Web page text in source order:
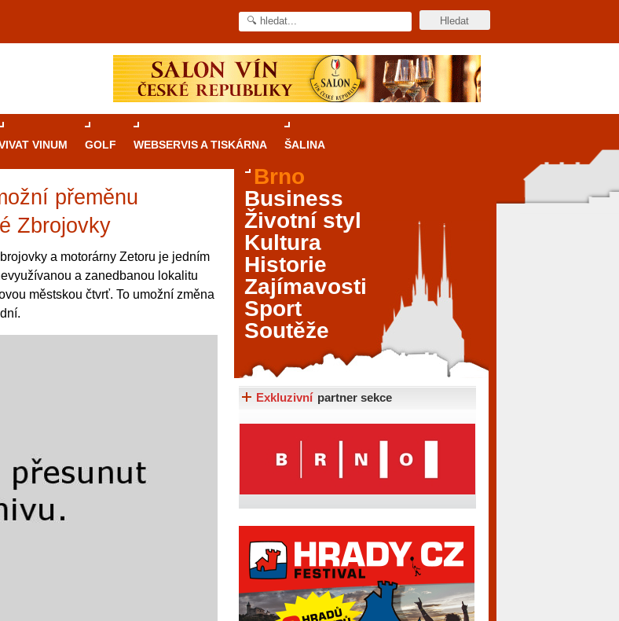
VINUM GOLF WEBSERVIS A TISKÁRNA ŠALINA
přeměnu
Zbrojovky
a motorárny Zetoru je jedním
a zanedbanou lokalitu
městskou čtvrť. To umožní změna
kasinovými hrami v Brně: Od
video automaty
známým pro zajímavé památky, skvělé
divadla a univerzity. Mimo jiné je ale také
si můžete legálně a bezpečně vyzkoušet
hry. V neustále kvetoucí moravské
širokou nabídku her od klasické
Brno
Business
Životní styl
Kultura
Historie
Zajímavosti
Sport
Soutěže
Exkluzivní partner sekce